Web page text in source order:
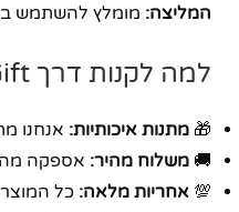
המליצה: מומלץ להשתמש
למה לקנות דרך 10Gift – תן גיפט?
🎁 מתנות איכותיות: אנחנו
🚚 משלוח מהיר: אספקה מהירה
💯 אחריות מלאה: כל